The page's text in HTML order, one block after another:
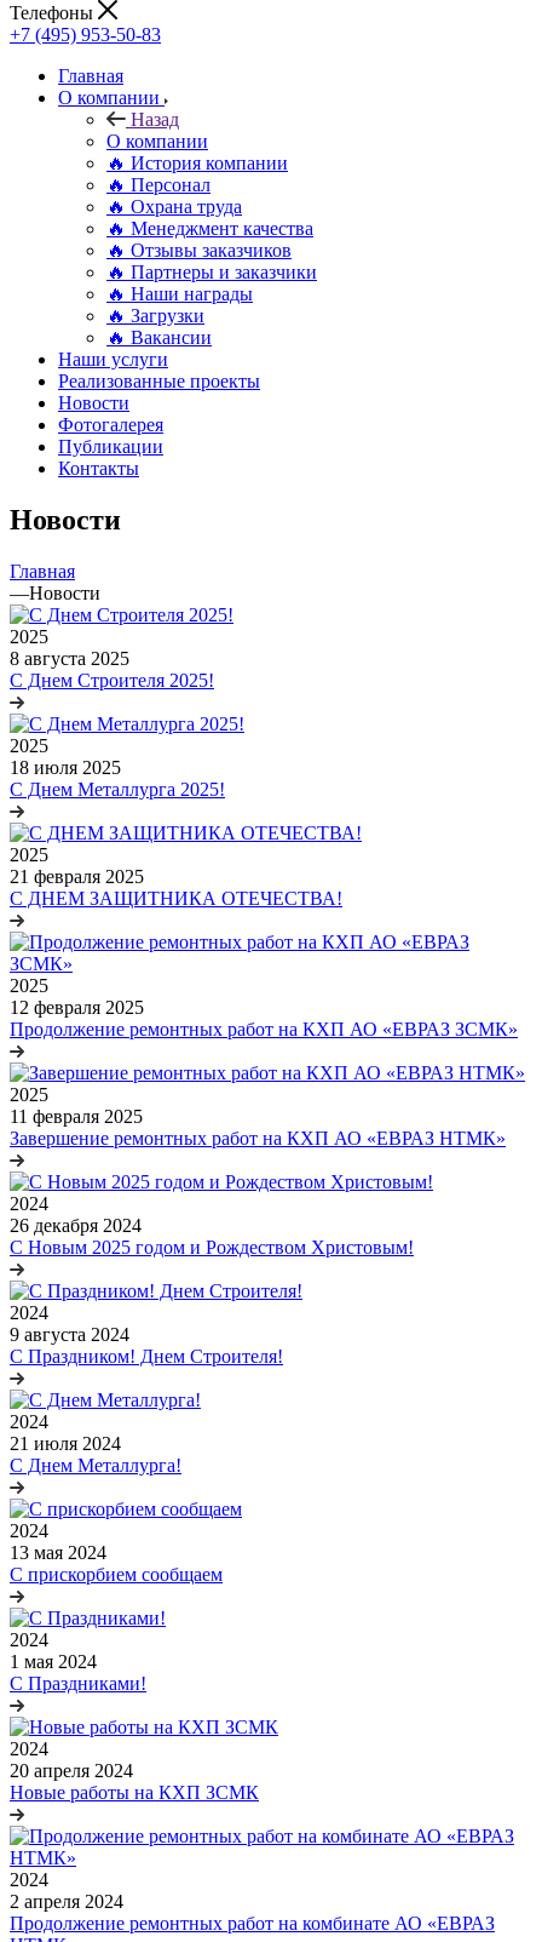
Телефоны
+7 (495) 953-50-83
Главная
О компании
Назад
О компании
🔥 История компании
🔥 Персонал
🔥 Охрана труда
🔥 Менеджмент качества
🔥 Отзывы заказчиков
🔥 Партнеры и заказчики
🔥 Наши награды
🔥 Загрузки
🔥 Вакансии
Наши услуги
Реализованные проекты
Новости
Фотогалерея
Публикации
Контакты
Новости
Главная
—Новости
2025
8 августа 2025
С Днем Строителя 2025!
2025
18 июля 2025
С Днем Металлурга 2025!
2025
21 февраля 2025
С ДНЕМ ЗАЩИТНИКА ОТЕЧЕСТВА!
2025
12 февраля 2025
Продолжение ремонтных работ на КХП АО «ЕВРАЗ ЗСМК»
2025
11 февраля 2025
Завершение ремонтных работ на КХП АО «ЕВРАЗ НТМК»
2024
26 декабря 2024
С Новым 2025 годом и Рождеством Христовым!
2024
9 августа 2024
С Праздником! Днем Строителя!
2024
21 июля 2024
С Днем Металлурга!
2024
13 мая 2024
С прискорбием сообщаем
2024
1 мая 2024
С Праздниками!
2024
20 апреля 2024
Новые работы на КХП ЗСМК
2024
2 апреля 2024
Продолжение ремонтных работ на комбинате АО «ЕВРАЗ